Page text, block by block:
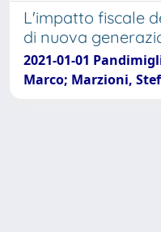
L'impatto fiscale
di nuova
2021-01-01
Marco; Marzioni,